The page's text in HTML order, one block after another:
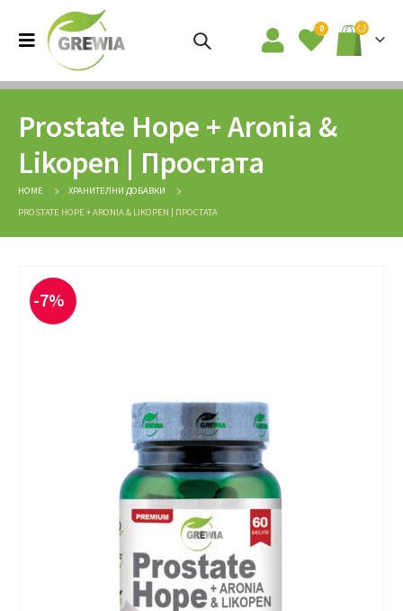
0
Prostate Hope + Aronia &
Likopen | Простата
HOME
ХРАНИТЕЛНИ ДОБАВКИ
PROSTATE HOPE + ARONIA & LIKOPEN | ПРОСТАТА
-7%